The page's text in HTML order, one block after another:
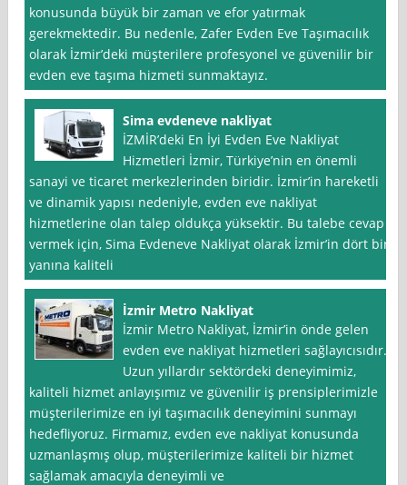
konusunda büyük bir zaman ve efor yatırmak
gerekmektedir. Bu nedenle, Zafer Evden Eve Taşımacılık
olarak İzmir’deki müşterilere profesyonel ve güvenilir bir
evden eve taşıma hizmeti sunmaktayız.
Sima evdeneve nakliyat
İZMİR’deki En İyi Evden Eve Nakliyat
Hizmetleri İzmir, Türkiye’nin en önemli
sanayi ve ticaret merkezlerinden biridir. İzmir’in hareketli
ve dinamik yapısı nedeniyle, evden eve nakliyat
hizmetlerine olan talep oldukça yüksektir. Bu talebe cevap
vermek için, Sima Evdeneve Nakliyat olarak İzmir’in dört bir
yanına kaliteli
İzmir Metro Nakliyat
İzmir Metro Nakliyat, İzmir’in önde gelen
evden eve nakliyat hizmetleri sağlayıcısıdır.
Uzun yıllardır sektördeki deneyimimiz,
kaliteli hizmet anlayışımız ve güvenilir iş prensiplerimizle
müşterilerimize en iyi taşımacılık deneyimini sunmayı
hedefliyoruz. Firmamız, evden eve nakliyat konusunda
uzmanlaşmış olup, müşterilerimize kaliteli bir hizmet
sağlamak amacıyla deneyimli ve